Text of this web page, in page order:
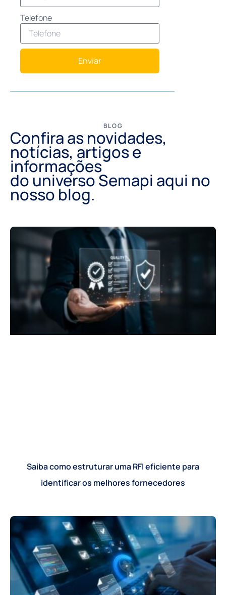
Telefone
Enviar
BLOG
Confira as novidades,
notícias, artigos e
informações
do universo Semapi aqui no
nosso blog.
Saiba como estruturar uma RFI eficiente para
identificar os melhores fornecedores